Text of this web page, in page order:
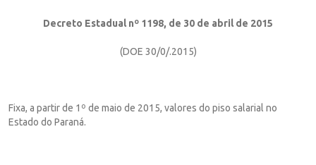
Decreto Estadual nº 1198, de 30 de abril de 2015
(DOE 30/0/.2015)
Fixa, a partir de 1º de maio de 2015, valores do piso salarial no
Estado do Paraná.